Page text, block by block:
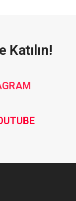
Katılın!
Social
Social